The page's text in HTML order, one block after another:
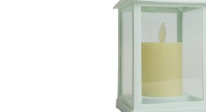
Беспроводные выключатели